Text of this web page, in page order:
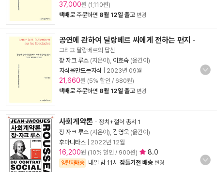
37,000원 (1,110원)
택배로 주문하면 8월 12일 출고 변경
공연에 관하여 달랑베르 씨에게 전하는 편지 -
그리고 달랑베르의 답신
장 자크 루소 (지은이), 이효숙 (옮긴이)
지식을만드는지식
2023년 09월
21,660원 (5% 할인 / 680원)
택배로 주문하면 8월 12일 출고 변경
사회계약론 - 정치+철학 총서 1
장 자크 루소 (지은이), 김영욱 (옮긴이)
후마니타스
2022년 12월
16,200원 (10% 할인 / 900원) 8.0
양탄자배송 내일 밤 11시 잠들기전 배송 변경